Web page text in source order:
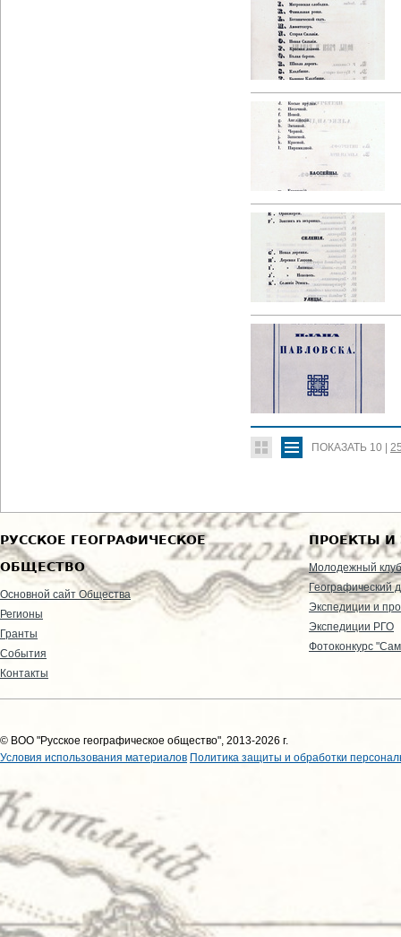
ПОКАЗАТЬ 10
РУССКОЕ ГЕОГРАФИЧЕСКОЕ
ОБЩЕСТВО
Основной сайт Общества
Регионы
Гранты
События
Контакты
ПРОЕКТЫ И
Молодежный клуб
Географический
Экспедиции и
Экспедиции РГО
Фотоконкурс
© ВОО "Русское географическое общество", 2013-2026 г.
Условия использования материалов Политика защиты и обработки